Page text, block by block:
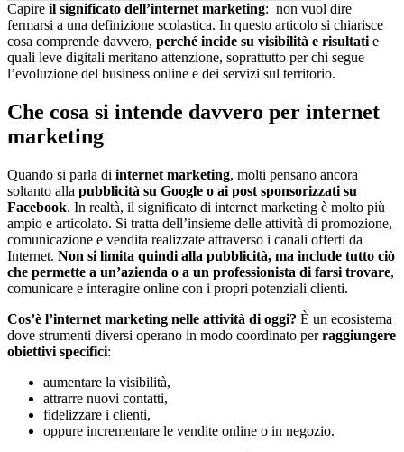
Capire il significato dell’internet marketing: non vuol dire
fermarsi a una definizione scolastica. In questo articolo si chiarisce
cosa comprende davvero, perché incide su visibilità e risultati e
quali leve digitali meritano attenzione, soprattutto per chi segue
l’evoluzione del business online e dei servizi sul territorio.
Che cosa si intende davvero per internet
marketing
Quando si parla di internet marketing, molti pensano ancora
soltanto alla pubblicità su Google o ai post sponsorizzati su
Facebook. In realtà, il significato di internet marketing è molto più
ampio e articolato. Si tratta dell’insieme delle attività di promozione,
comunicazione e vendita realizzate attraverso i canali offerti da
Internet. Non si limita quindi alla pubblicità, ma include tutto ciò
che permette a un’azienda o a un professionista di farsi trovare,
comunicare e interagire online con i propri potenziali clienti.
Cos’è l’internet marketing nelle attività di oggi? È un ecosistema
dove strumenti diversi operano in modo coordinato perraggiungere
obiettivi specifici:
aumentare la visibilità,
attrarre nuovi contatti,
fidelizzare i clienti,
oppure incrementare le vendite online o in negozio.